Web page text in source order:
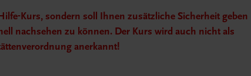
Kurs, sondern soll Ihnen zusätzliche Sicherheit geben
nachsehen zu können. Der Kurs wird auch nicht als
anerkannt!